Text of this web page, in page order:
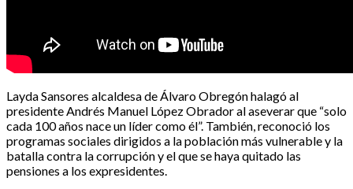
Layda Sansores alcaldesa de Álvaro Obregón halagó al
presidente Andrés Manuel López Obrador al aseverar que “solo
cada 100 años nace un líder como él”. También, reconoció los
programas sociales dirigidos a la población más vulnerable y la
batalla contra la corrupción y el que se haya quitado las
pensiones a los expresidentes.